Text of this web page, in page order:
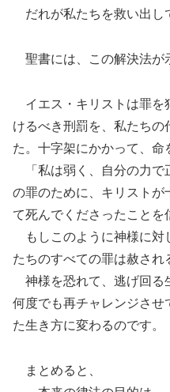
だれが私たちを救い出し
聖書には、この解決法が
イエス・キリストは罪を
けるべき刑罰を、私たちの
た。十字架にかかって、命
「私は弱く、自分の力で
の罪のために、キリストが
て死んでくださったことを
もしこのように神様に対
たちのすべての罪は赦され
神様を恐れて、逃げ回る
何度でも再チャレンジさせ
た生き方に変わるのです。
まとめると、